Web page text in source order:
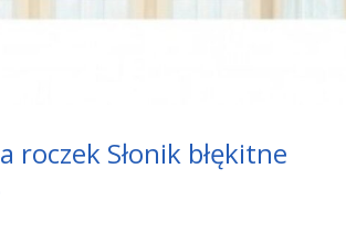
roczek Słonik błękitne